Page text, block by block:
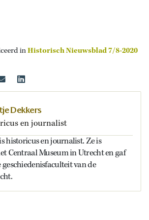
inHistorisch Nieuwsblad 7/8-2020
Dekkers
en journalist
historicus en journalist. Ze is
Centraal Museum in Utrecht en gaf
geschiedenisfaculteit van de